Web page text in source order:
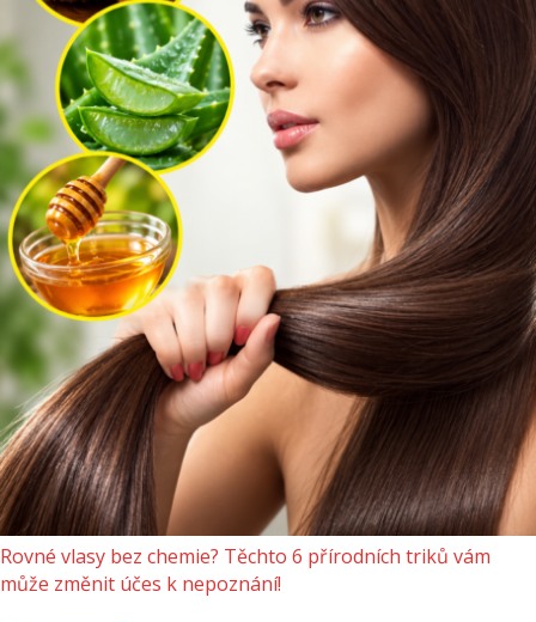
Rovné vlasy bez chemie? Těchto 6 přírodních triků vám
může změnit účes k nepoznání!